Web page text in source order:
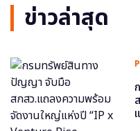
ข่าวล่าสุด